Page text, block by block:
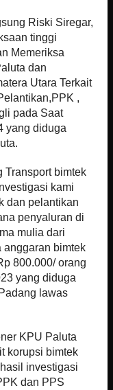
Riski Siregar,
tinggi
Memeriksa
dan
Utara Terkait
,
pada Saat
yang diduga
Transport bimtek
kami
dan pelantikan
penyaluran di
mulia dari
anggaran bimtek
800.000/ orang
yang diduga
lawas
KPU Paluta
korupsi bimtek
investigasi
dan PPS